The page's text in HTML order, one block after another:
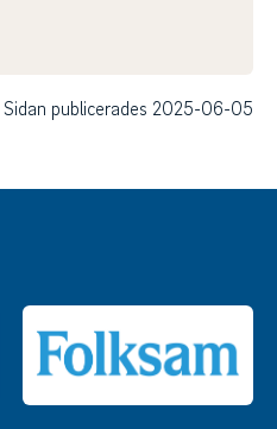
Sidan publicerades 2025-06-05